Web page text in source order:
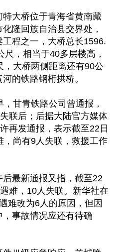
大桥位于青海省黄南藏
隆回族自治县交界处，
程之一，大桥总长1596.
，相当于40多层楼高，
大桥两侧距离还有90公
的铁路钢桁拱桥。
甘青铁路公司曾通报，
联后；后据大陆官方媒体
再发通报，表示截至22日
，尚有9人失联，救援工作
最新通报又指，截至22
难，10人失联。新华社在
难改为6人的原因，但因
事故情况应还有待确